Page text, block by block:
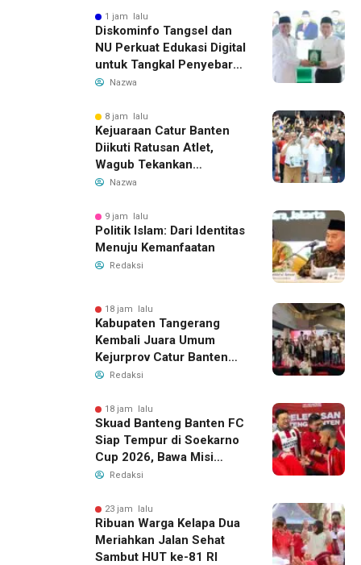
1 jam lalu
Diskominfo Tangsel dan
NU Perkuat Edukasi Digital
untuk Tangkal Penyebaran
Hoaks
Nazwa
8 jam lalu
Kejuaraan Catur Banten
Diikuti Ratusan Atlet,
Wagub Tekankan
Pembinaan Dini
Nazwa
9 jam lalu
Politik Islam: Dari Identitas
Menuju Kemanfaatan
Redaksi
18 jam lalu
Kabupaten Tangerang
Kembali Juara Umum
Kejurprov Catur Banten
2026, Raih 24 Medali
Redaksi
18 jam lalu
Skuad Banteng Banten FC
Siap Tempur di Soekarno
Cup 2026, Bawa Misi
Harumkan Nama Banten
Redaksi
23 jam lalu
Ribuan Warga Kelapa Dua
Meriahkan Jalan Sehat
Sambut HUT ke-81 RI